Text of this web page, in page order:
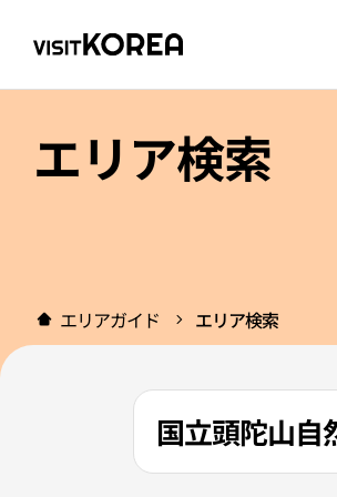
エリア検索
エリアガイド エリア検索
国立頭陀山自